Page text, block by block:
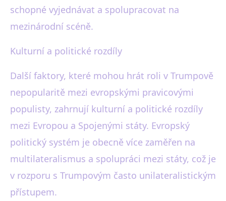
schopné vyjednávat a spolupracovat na
mezinárodní scéně.
Kulturní a politické rozdíly
Další faktory, které mohou hrát roli v Trumpově
nepopularitě mezi evropskými pravicovými
populisty, zahrnují kulturní a politické rozdíly
mezi Evropou a Spojenými státy. Evropský
politický systém je obecně více zaměřen na
multilateralismus a spolupráci mezi státy, což je
v rozporu s Trumpovým často unilateralistickým
přístupem.